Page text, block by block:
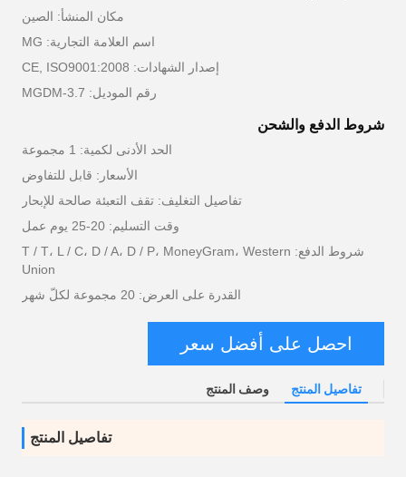
مكان المنشأ: الصين
اسم العلامة التجارية: MG
إصدار الشهادات: CE, ISO9001:2008
رقم الموديل: MGDM-3.7
شروط الدفع والشحن
الحد الأدنى لكمية: 1 مجموعة
الأسعار: قابل للتفاوض
تفاصيل التغليف: تقف التعبئة صالحة للإبحار
وقت التسليم: 20-25 يوم عمل
شروط الدفع: T / T، L / C، D / A، D / P، MoneyGram، Western
Union
القدرة على العرض: 20 مجموعة لكلّ شهر
احصل على أفضل سعر
تفاصيل المنتج وصف المنتج
تفاصيل المنتج